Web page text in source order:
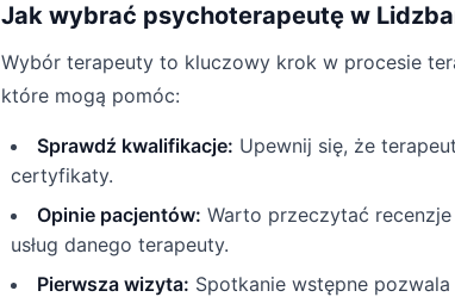
Jak wybrać psychoterapeutę w
Wybór terapeuty to kluczowy krok w procesie
które mogą pomóc:
Sprawdź kwalifikacje: Upewnij się, że
certyfikaty.
Opinie pacjentów: Warto przeczytać
usług danego terapeuty.
Pierwsza wizyta: Spotkanie wstępne